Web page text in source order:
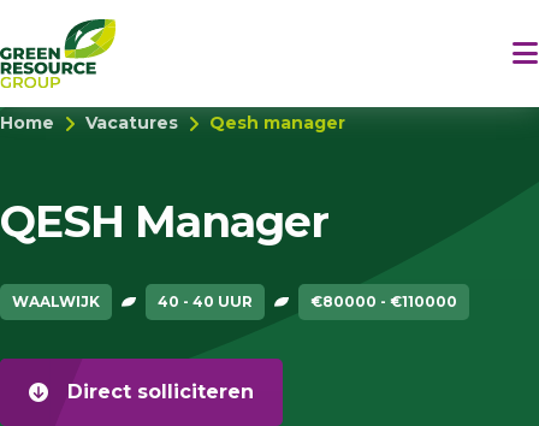
Home Vacatures Qesh manager
QESH Manager
WAALWIJK 40 - 40 UUR €80000 - €110000
Direct solliciteren